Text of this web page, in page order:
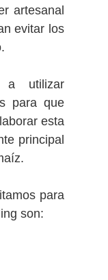
artesanal
evitar los
a utilizar
para que
esta
principal
para
son: